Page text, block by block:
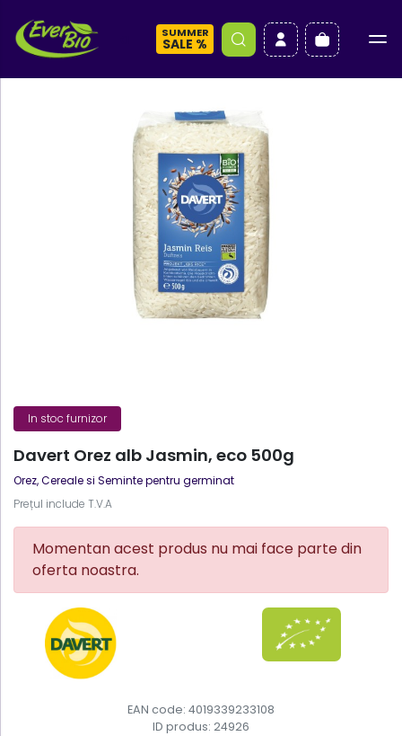
SUMMER
SALE %
In stoc furnizor
Davert Orez alb Jasmin, eco 500g
Orez, Cereale si Seminte pentru germinat
Prețul include T.V.A
Momentan acest produs nu mai face parte din
oferta noastra.
EAN code: 4019339233108
ID produs: 24926